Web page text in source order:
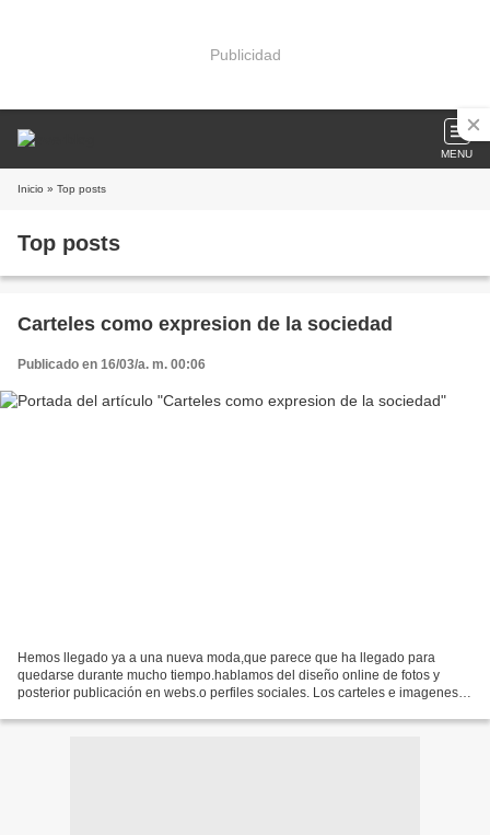
Publicidad
MENU
Inicio » Top posts
Top posts
Carteles como expresion de la sociedad
Publicado en 16/03/a. m. 00:06
Hemos llegado ya a una nueva moda,que parece que ha llegado para
quedarse durante mucho tiempo.hablamos del diseño online de fotos y
posterior publicación en webs.o perfiles sociales. Los carteles e imagenes